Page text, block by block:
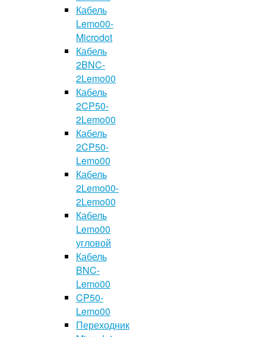
Кабель
Lemo00-
Microdot
Кабель
2BNC-
2Lemo00
Кабель
2CP50-
2Lemo00
Кабель
2CP50-
Lemo00
Кабель
2Lemo00-
2Lemo00
Кабель
Lemo00
угловой
Кабель
BNC-
Lemo00
CP50-
Lemo00
Переходник